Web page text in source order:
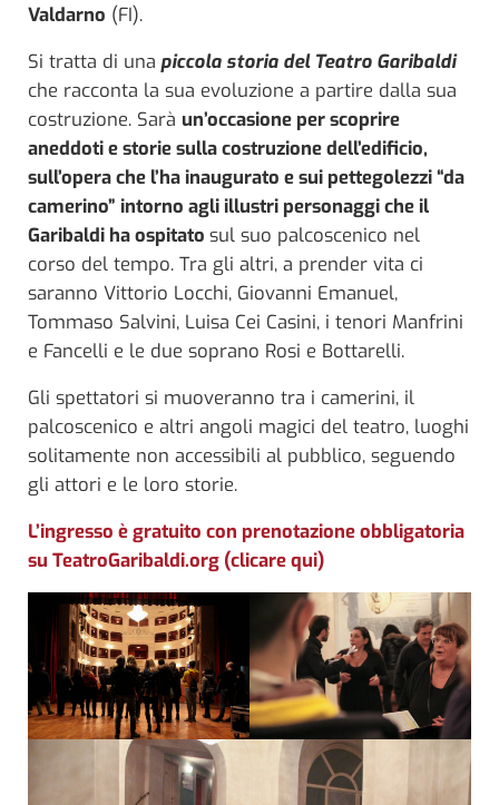
Valdarno (FI).
Si tratta di una piccola storia del Teatro Garibaldi
che racconta la sua evoluzione a partire dalla sua
costruzione. Sarà un’occasione per scoprire
aneddoti e storie sulla costruzione dell’edificio,
sull’opera che l’ha inaugurato e sui pettegolezzi “da
camerino” intorno agli illustri personaggi che il
Garibaldi ha ospitato sul suo palcoscenico nel
corso del tempo. Tra gli altri, a prender vita ci
saranno Vittorio Locchi, Giovanni Emanuel,
Tommaso Salvini, Luisa Cei Casini, i tenori Manfrini
e Fancelli e le due soprano Rosi e Bottarelli.
Gli spettatori si muoveranno tra i camerini, il
palcoscenico e altri angoli magici del teatro, luoghi
solitamente non accessibili al pubblico, seguendo
gli attori e le loro storie.
L’ingresso è gratuito con prenotazione obbligatoria
su TeatroGaribaldi.org (clicare qui)